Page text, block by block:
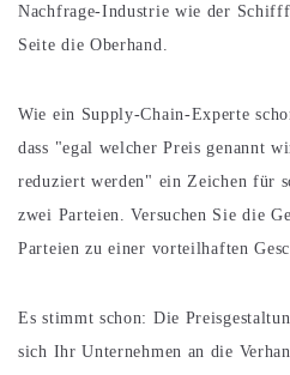
Nachfrage-Industrie wie der
Seite die Oberhand.
Wie ein Supply-Chain-Experte
dass "egal welcher Preis genannt
reduziert werden" ein Zeichen für
zwei Parteien. Versuchen Sie die
Parteien zu einer vorteilhaften
Es stimmt schon: Die
sich Ihr Unternehmen an die